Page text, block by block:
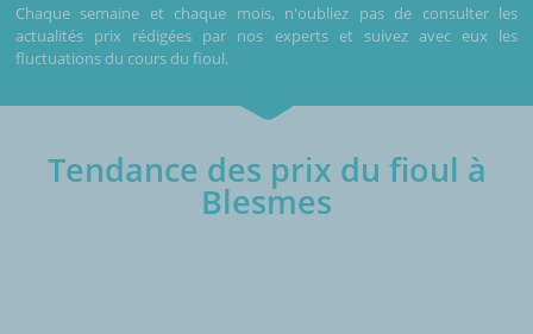
Chaque semaine et chaque mois, n'oubliez pas de consulter les
actualités prix rédigées par nos experts et suivez avec eux les
fluctuations du cours du fioul.
Tendance des prix du fioul à
Blesmes